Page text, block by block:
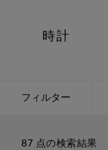
時計
フィルター
87 点の検索結果